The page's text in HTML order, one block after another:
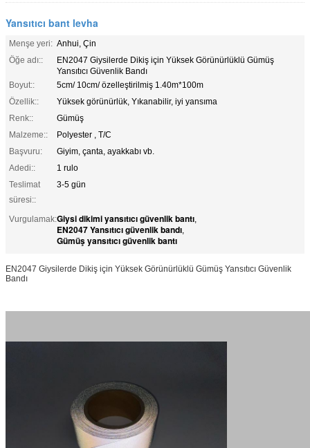
Yansıtıcı bant levha
Menşe yeri: Anhui, Çin
Öğe adı::
EN2047 Giysilerde Dikiş için Yüksek Görünürlüklü Gümüş
Yansıtıcı Güvenlik Bandı
Boyut::
5cm/ 10cm/ özelleştirilmiş 1.40m*100m
Özellik::
Yüksek görünürlük, Yıkanabilir, iyi yansıma
Renk::
Gümüş
Malzeme::
Polyester , T/C
Başvuru:
Giyim, çanta, ayakkabı vb.
Adedi::
1 rulo
Teslimat
süresi::
3-5 gün
Vurgulamak:Giysi dikimi yansıtıcı güvenlik bantı,
EN2047 Yansıtıcı güvenlik bandı,
Gümüş yansıtıcı güvenlik bantı
EN2047 Giysilerde Dikiş için Yüksek Görünürlüklü Gümüş Yansıtıcı Güvenlik
Bandı